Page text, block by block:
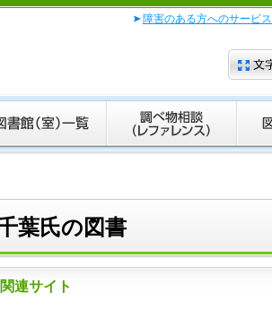
障害のある方へのサービス
葉氏の図書
関連サイト